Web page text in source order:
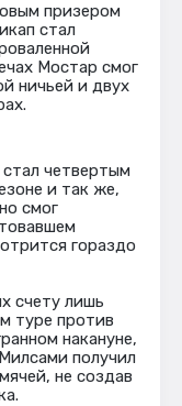
призером
стал
Мостар смог
ничьей и двух
четвертым
и так же,
смог
гораздо
счету лишь
туре против
накануне,
получил
не создав